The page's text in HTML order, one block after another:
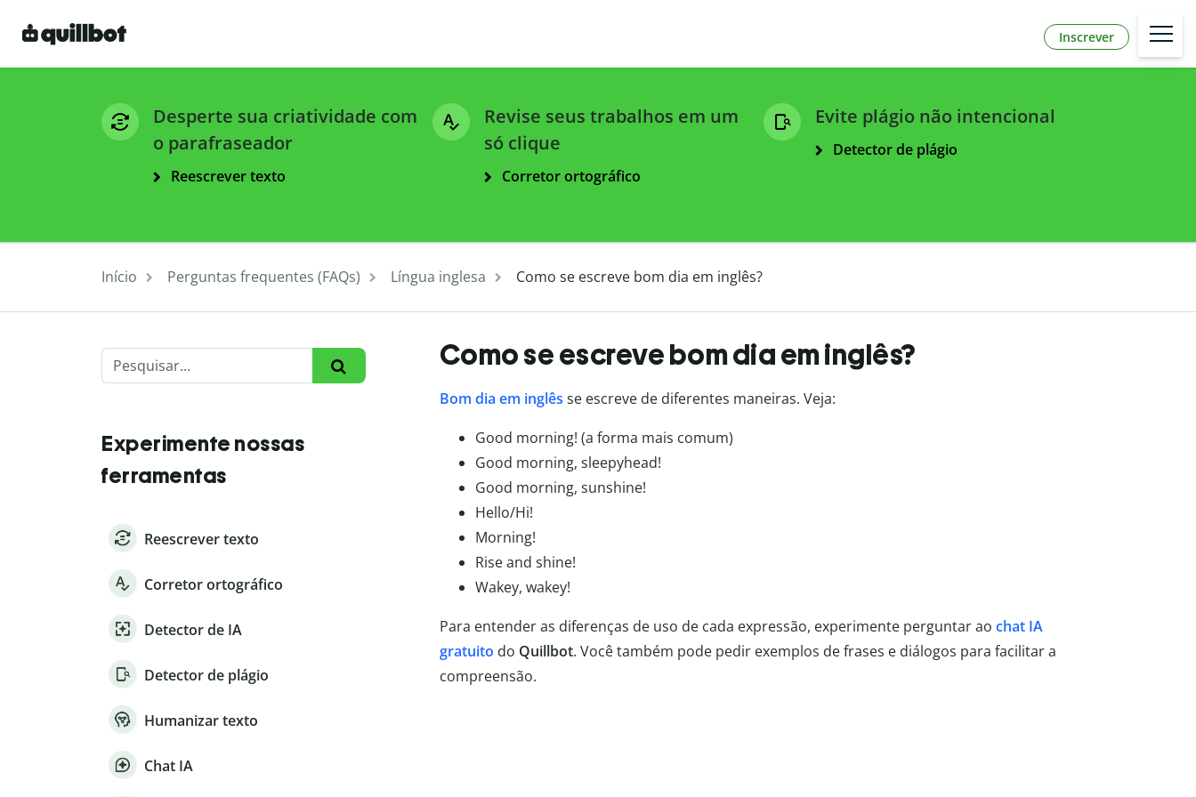
Inscrever
Desperte sua criatividade com
o parafraseador
Reescrever texto
Revise seus trabalhos em um
só clique
Corretor ortográfico
Evite plágio não intencional
Detector de plágio
Início Perguntas frequentes (FAQs) Língua inglesa Como se escreve bom dia em inglês?
Experimente nossas
ferramentas
Reescrever texto
Corretor ortográfico
Detector de IA
Detector de plágio
Humanizar texto
Chat IA
Como se escreve bom dia em inglês?
Bom dia em inglês se escreve de diferentes maneiras. Veja:
Good morning! (a forma mais comum)
Good morning, sleepyhead!
Good morning, sunshine!
Hello/Hi!
Morning!
Rise and shine!
Wakey, wakey!
Para entender as diferenças de uso de cada expressão, experimente perguntar ao chat IA
gratuito do Quillbot. Você também pode pedir exemplos de frases e diálogos para facilitar a
compreensão.